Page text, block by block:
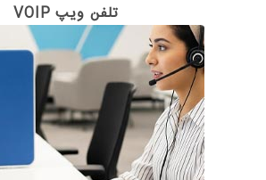
تلفن ویپ VOIP